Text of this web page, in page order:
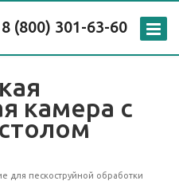
8 (800) 301-63-60
камера с
для пескоструйной обработки